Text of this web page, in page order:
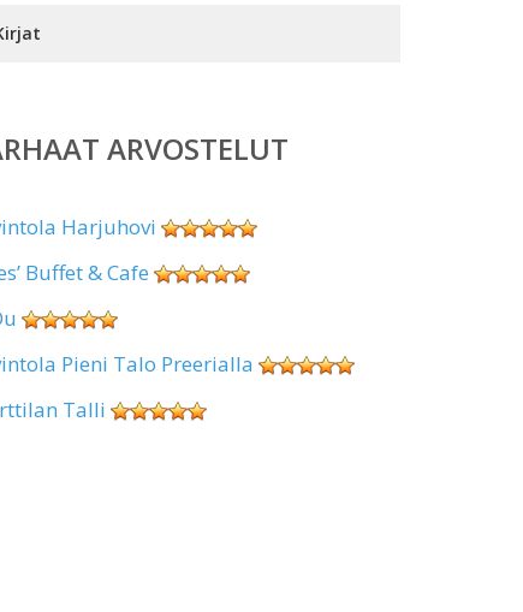
ARVOSTELUT
Harjuhovi
Buffet & Cafe
Pieni Talo Preerialla
Talli